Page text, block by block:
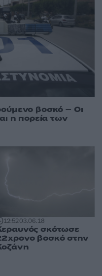
βοσκό – Οι
η πορεία των
12:5203.06.18
σκότωσε
βοσκό στην